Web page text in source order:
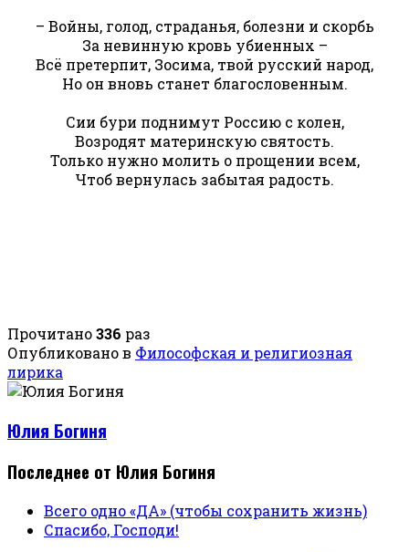
– Войны, голод, страданья, болезни и скорбь
За невинную кровь убиенных –
Всё претерпит, Зосима, твой русский народ,
Но он вновь станет благословенным.
Сии бури поднимут Россию с колен,
Возродят материнскую святость.
Только нужно молить о прощении всем,
Чтоб вернулась забытая радость.
Прочитано336 раз
Опубликовано в Философская и религиозная
лирика
Юлия Богиня
Последнее от Юлия Богиня
Всего одно «ДА» (чтобы сохранить жизнь)
Спасибо, Господи!